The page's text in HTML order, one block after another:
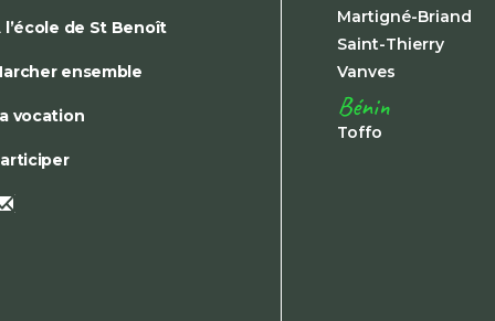
l’école de St Benoît
ensemble
vocation
Martigné-Briand
Saint-Thierry
Vanves
Bénin
Toffo